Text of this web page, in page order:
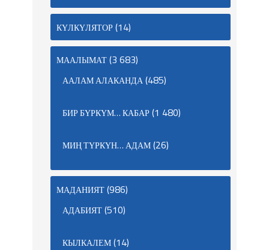
КҮЛКҮЛЯТОР(14)
МААЛЫМАТ(3 683)
ААЛАМ АЛАКАНДА(485)
БИР БҮРКҮМ… КАБАР(1 480)
МИҢ ТҮРКҮН… АДАМ(26)
МАДАНИЯТ(986)
АДАБИЯТ(510)
КЫЛКАЛЕМ(14)